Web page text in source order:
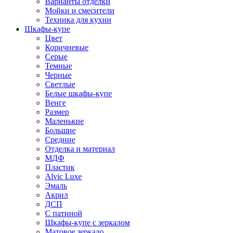
Мойки и смесители
Техника для кухни
Шкафы-купе
Цвет
Коричневые
Серые
Темные
Черные
Светлые
Белые шкафы-купе
Венге
Размер
Маленькие
Большие
Средние
Отделка и материал
МДФ
Пластик
Alvic Luxe
Эмаль
Акрил
ДСП
С патиной
Шкафы-купе с зеркалом